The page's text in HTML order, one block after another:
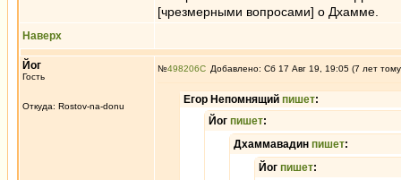
[чрезмерными вопросами] о Дхамме.
Наверх
Йог
Гость
Откуда: Rostov-na-donu
№498206 Добавлено: Сб 17 Авг 19, 19:05 (7 лет
Егор Непомнящий пишет:
Йог пишет:
Дхаммавадин пишет:
Йог пишет: